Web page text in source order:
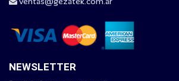
NEWSLETTER